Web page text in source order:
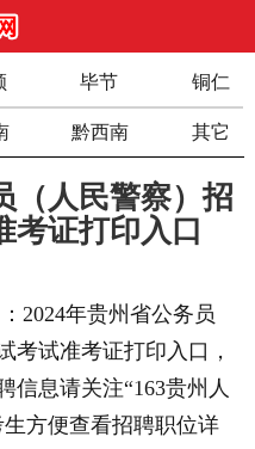
毕节 铜仁
黔西南 其它
（人民警察）招
考证打印入口
2024年贵州省公务员
考试准考证打印入口，
信息请关注“163贵州人
方便查看招聘职位详